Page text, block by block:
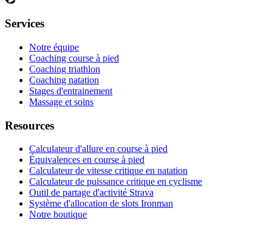
Services
Notre équipe
Coaching course à pied
Coaching triathlon
Coaching natation
Stages d'entrainement
Massage et soins
Resources
Calculateur d'allure en course à pied
Équivalences en course à pied
Calculateur de vitesse critique en natation
Calculateur de puissance critique en cyclisme
Outil de partage d'activité Strava
Système d'allocation de slots Ironman
Notre boutique